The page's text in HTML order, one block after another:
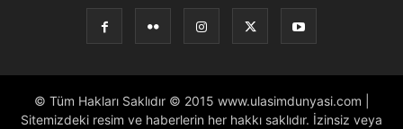
© Tüm Hakları Saklıdır © 2015 www.ulasimdunyasi.com |
Sitemizdeki resim ve haberlerin her hakkı saklıdır. İzinsiz veya